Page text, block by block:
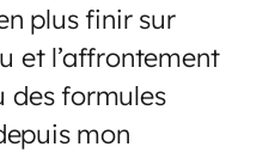
plus finir sur
et l’affrontement
des formules
mon